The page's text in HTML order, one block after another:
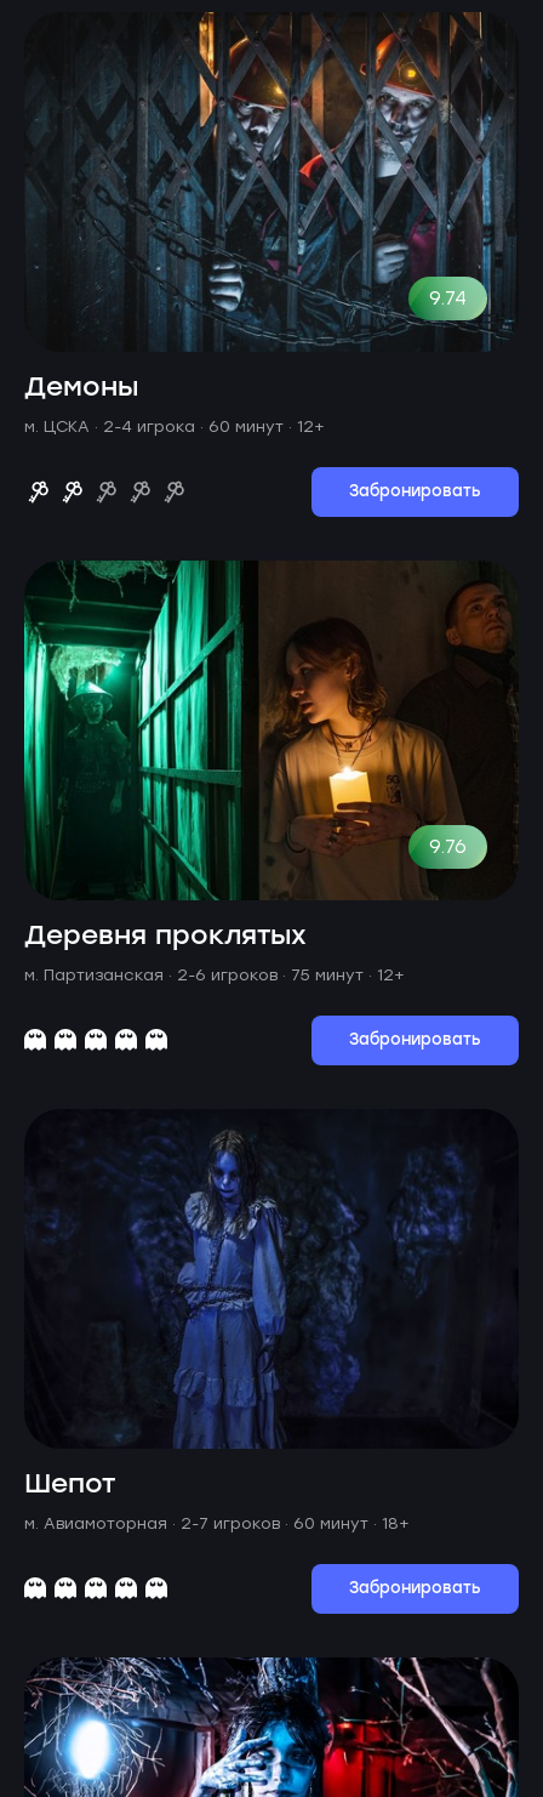
9.74
Демоны
м. ЦСКА · 2-4 игрока · 60 минут · 12+
Забронировать
9.76
Деревня проклятых
м. Партизанская · 2-6 игроков · 75 минут · 12+
Забронировать
Шепот
м. Авиамоторная · 2-7 игроков · 60 минут · 18+
Забронировать